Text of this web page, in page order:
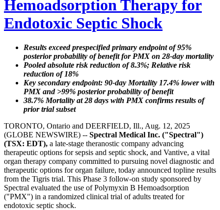
Hemoadsorption Therapy for
Endotoxic Septic Shock
Results exceed prespecified primary endpoint of 95%
posterior probability of benefit for PMX on 28-day mortality
Pooled absolute risk reduction of 8.3%; Relative risk
reduction of 18%
Key secondary endpoint: 90-day Mortality 17.4% lower with
PMX and >99% posterior probability of benefit
38.7% Mortality at 28 days with PMX confirms results of
prior trial subset
TORONTO, Ontario and DEERFIELD, Ill., Aug. 12, 2025
(GLOBE NEWSWIRE) -- Spectral Medical Inc. ("Spectral")
(TSX: EDT), a late-stage theranostic company advancing
therapeutic options for sepsis and septic shock, and Vantive, a vital
organ therapy company committed to pursuing novel diagnostic and
therapeutic options for organ failure, today announced topline results
from the Tigris trial. This Phase 3 follow-on study sponsored by
Spectral evaluated the use of Polymyxin B Hemoadsorption
("PMX") in a randomized clinical trial of adults treated for
endotoxic septic shock.